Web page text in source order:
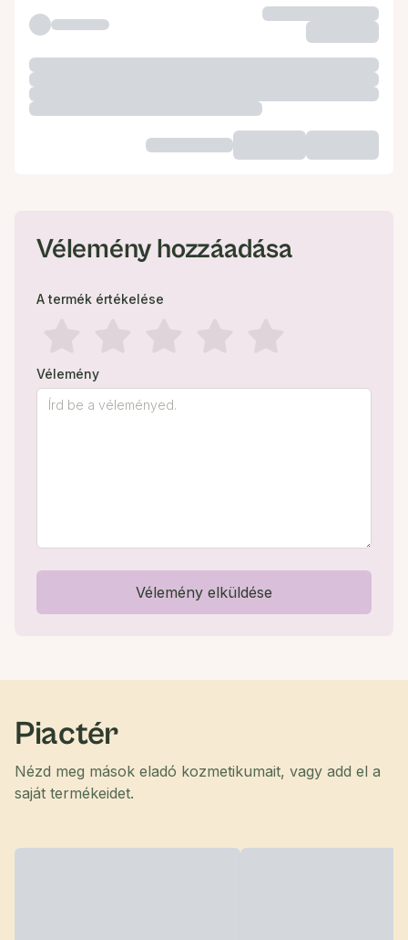
Vélemény hozzáadása
A termék értékelése
Vélemény
Vélemény elküldése
Piactér
Nézd meg mások eladó kozmetikumait, vagy add el a
saját termékeidet.